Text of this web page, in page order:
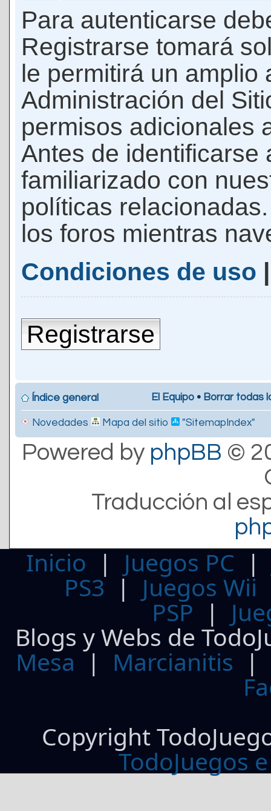
Para autenticarse
Registrarse tomará
le permitirá un amplio
Administración del
permisos adicionales
Antes de identificarse
familiarizado con
políticas
los foros mientras
Condiciones de uso
Registrarse
Índice general El Equipo • Borrar todas
Novedades Mapa del sitio "SitemapIndex"
Powered by phpBB ©
Traducción al
Inicio | Juegos PC
PS3| Juegos Wii
PSP |
Blogs y Webs de
Mesa | Marcianitis |
Copyright
TodoJuegos